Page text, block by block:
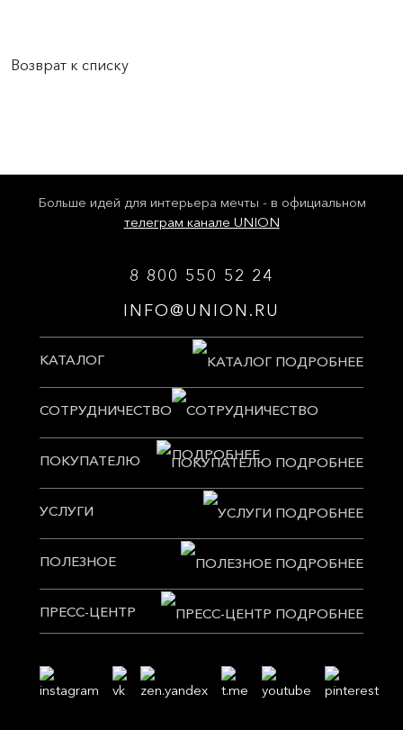
Возврат к списку
Больше идей для интерьера мечты - в официальном
телеграм канале UNION
8 800 550 52 24
INFO@UNION.RU
КАТАЛОГ
СОТРУДНИЧЕСТВО
ПОКУПАТЕЛЮ
УСЛУГИ
ПОЛЕЗНОЕ
ПРЕСС-ЦЕНТР